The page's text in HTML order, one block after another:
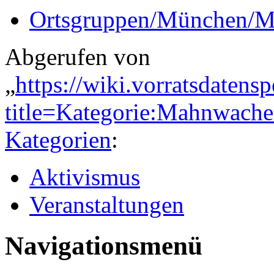
Ortsgruppen/München/
Abgerufen von
„https://
Kategorien:
Aktivismus
Veranstaltungen
Navigationsmenü